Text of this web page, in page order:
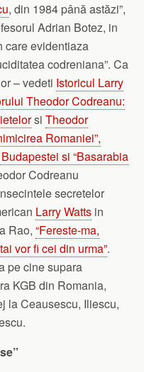
, din 1984 până astăzi”,
Adrian Botez, in
care evidentiaza
codreniana”. Ca
– vedeti Istoricul Larry
Theodor Codreanu:
si Theodor
Romaniei”,
si “Basarabia
Codreanu
secretelor
Larry Watts in
Rao, “Fereste-ma,
vor fi cei din urma”.
pe cine supara
KGB din Romania,
la Ceausescu, Iliescu,